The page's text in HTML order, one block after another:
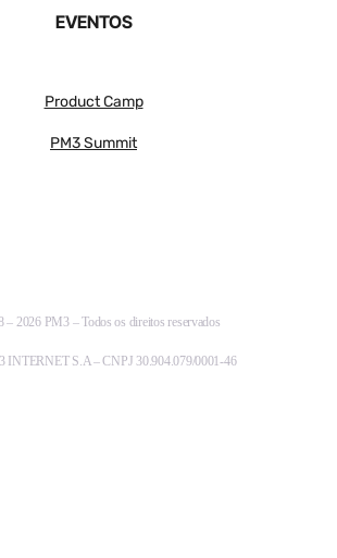
EVENTOS
Product Camp
PM3 Summit
– 2026 PM3 – Todos os direitos reservados
INTERNET S.A – CNPJ 30.904.079/0001-46